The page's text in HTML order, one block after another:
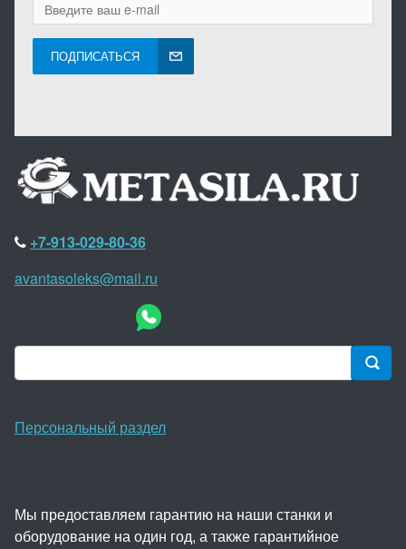
ПОДПИСАТЬСЯ
+7-913-029-80-36
avantasoleks@mail.ru
Персональный раздел
Мы предоставляем гарантию на наши станки и
оборудование на один год, а также гарантийное